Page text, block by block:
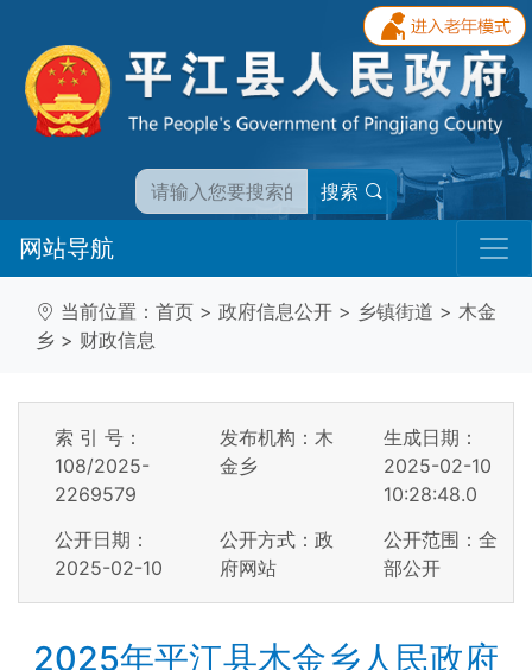
搜索
网站导航
当前位置： 首页 > 政府信息公开 > 乡镇街道 > 木金
乡 > 财政信息
索 引 号：
108/2025-
2269579
发布机构：木
金乡
生成日期：
2025-02-10
10:28:48.0
公开日期：
2025-02-10
公开方式：政
府网站
公开范围：全
部公开
2025年平江县木金乡人民政府